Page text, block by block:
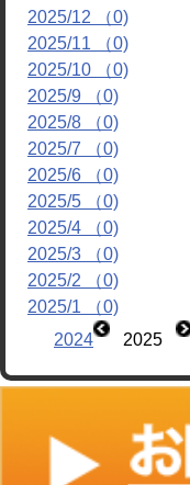
リンク
2025/12 （0)
2025/11 （0)
2025/10 （0)
2025/9 （0)
2025/8 （0)
2025/7 （0)
2025/6 （0)
2025/5 （0)
2025/4 （0)
2025/3 （0)
2025/2 （0)
2025/1 （0)
2024
2025